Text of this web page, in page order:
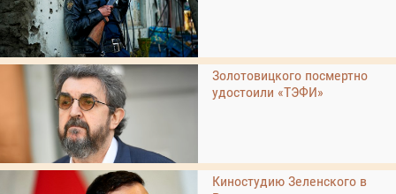
Золотовицкого посмертно
удостоили «ТЭФИ»
Киностудию Зеленского в